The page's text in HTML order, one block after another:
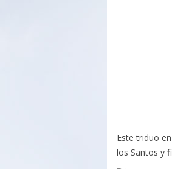
Este triduo
los Santos y